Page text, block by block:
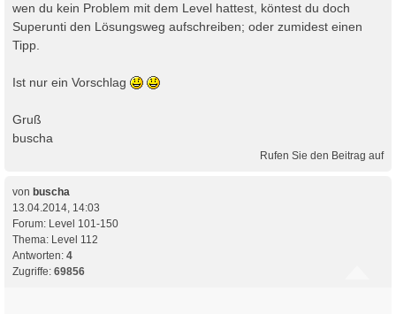
wen du kein Problem mit dem Level hattest, köntest du doch
Superunti den Lösungsweg aufschreiben; oder zumidest einen
Tipp.
Ist nur ein Vorschlag
Gruß
buscha
Rufen Sie den Beitrag auf
von buscha
13.04.2014, 14:03
Forum: Level 101-150
Thema: Level 112
Antworten: 4
Zugriffe: 69856